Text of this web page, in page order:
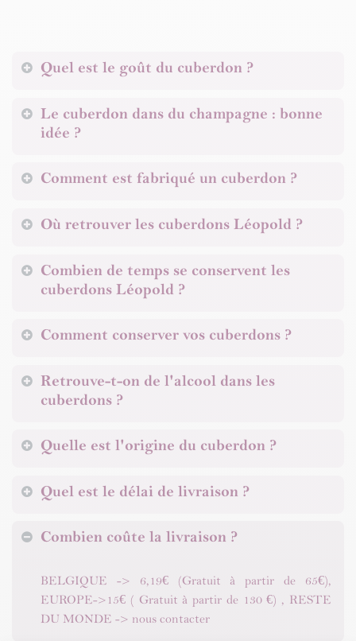
Quel est le goût du cuberdon ?
Le cuberdon dans du champagne : bonne
idée ?
Comment est fabriqué un cuberdon ?
Où retrouver les cuberdons Léopold ?
Combien de temps se conservent les
cuberdons Léopold ?​
Comment conserver vos cuberdons ?
Retrouve-t-on de l'alcool dans les
cuberdons ?​
Quelle est l'origine du cuberdon ?
Quel est le délai de livraison ?​
Combien coûte la livraison ?
BELGIQUE -> 6,19€ (Gratuit à partir de 65€),
EUROPE->15€ ( Gratuit à partir de 130 €) , RESTE
DU MONDE -> nous contacter